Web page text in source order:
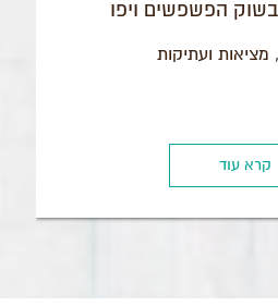
בשוק הפשפשים ויפו
מציאות ועתיקות
קרא עוד